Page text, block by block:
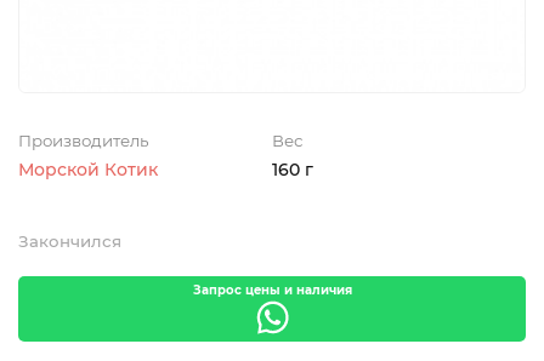
Производитель
Морской Котик
Вес
160 г
Закончился
Запрос цены и наличия